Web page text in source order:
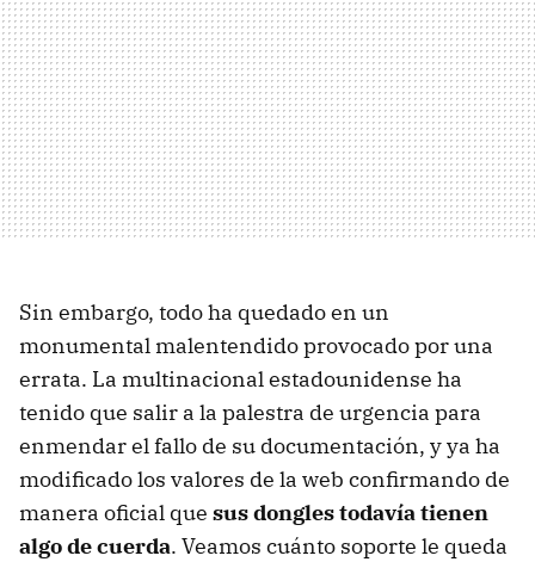
Sin embargo, todo ha quedado en un
monumental malentendido provocado por una
errata. La multinacional estadounidense ha
tenido que salir a la palestra de urgencia para
enmendar el fallo de su documentación, y ya ha
modificado los valores de la web confirmando de
manera oficial que sus dongles todavía tienen
algo de cuerda. Veamos cuánto soporte le queda